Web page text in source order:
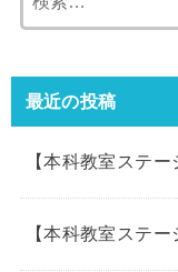
最近の投稿
【本科教室ステ
【本科教室ステ